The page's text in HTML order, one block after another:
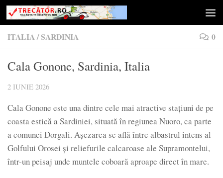
Skip to content
ITALIA/SARDINIA 0
Cala Gonone, Sardinia, Italia
2 IUNIE 2026
Cala Gonone este una dintre cele mai atractive stațiuni de pe
coasta estică a Sardiniei, situată în regiunea Nuoro, ca parte
a comunei Dorgali. Așezarea se află între albastrul intens al
Golfului Orosei și reliefurile calcaroase ale Supramontelui,
într-un peisaj unde muntele coboară aproape direct în mare.